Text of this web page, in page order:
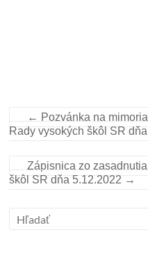
← Pozvánka na
Rady vysokých škôl SR
Zápisnica zo
škôl SR dňa 5.12.2022 →